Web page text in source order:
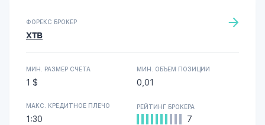
ФОРЕКС БРОКЕР
XTB
МИН. РАЗМЕР СЧЕТА
1 $
МИН. ОБЪЕМ ПОЗИЦИИ
0,01
МАКС. КРЕДИТНОЕ ПЛЕЧО
1:30
РЕЙТИНГ БРОКЕРА
7